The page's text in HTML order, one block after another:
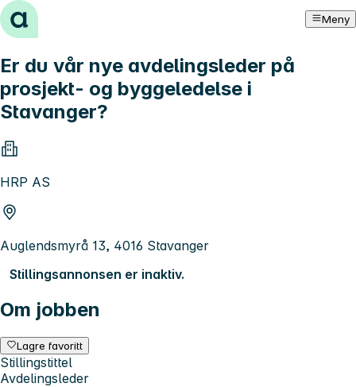
Hopp til innhold Meny
Er du vår nye avdelingsleder på
prosjekt- og byggeledelse i
Stavanger?
HRP AS
Auglendsmyrå 13, 4016 Stavanger
Stillingsannonsen er inaktiv.
Om jobben
Lagre favoritt
Stillingstittel
Avdelingsleder